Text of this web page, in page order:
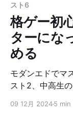
ト モニター掛け
ト 自動調光 自
スト6
格ゲー初
ターにな
める
モダンエドでマスターに
スト2、中高生
VIPにはなれなかっ
09 12月 20245 min